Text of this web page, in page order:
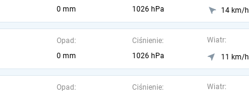
0 mm
1026 hPa
14 km/h
Opad:
0 mm
Ciśnienie:
1026 hPa
Wiatr:
11 km/h
Opad:
Ciśnienie:
Wiatr: